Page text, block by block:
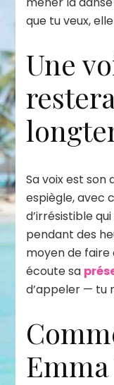
que tu veux,
Une
Sa voix est son
espiègle, avec
d’irrésistible
pendant des
moyen de faire
écoute sa
d’appeler — tu
Emma